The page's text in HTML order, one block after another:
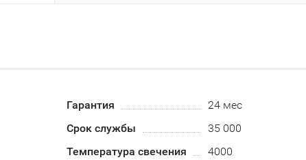
Гарантия
24 мес
Срок службы
35 000
Температура свечения
4000